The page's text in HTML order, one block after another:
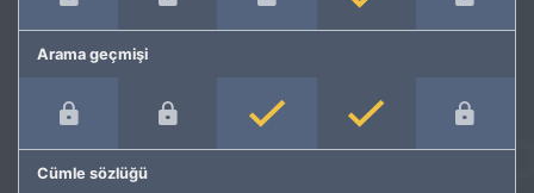
Arama geçmişi
Cümle sözlüğü